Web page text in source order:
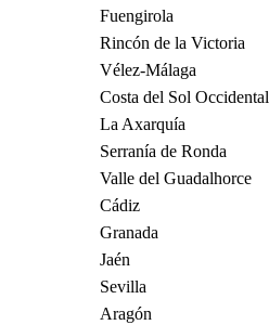
Fuengirola
Rincón de la Victoria
Vélez-Málaga
Costa del Sol Occidental
La Axarquía
Serranía de Ronda
Valle del Guadalhorce
Cádiz
Granada
Jaén
Sevilla
Aragón